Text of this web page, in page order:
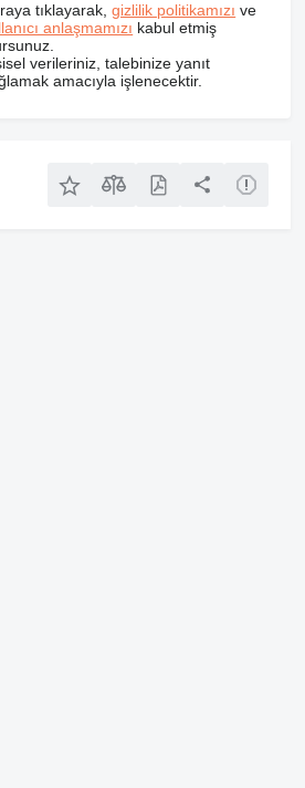
tıklayarak,gizlilik politikamızı ve
anlaşmamızı kabul etmiş
verileriniz, talebinize yanıt
amacıyla işlenecektir.